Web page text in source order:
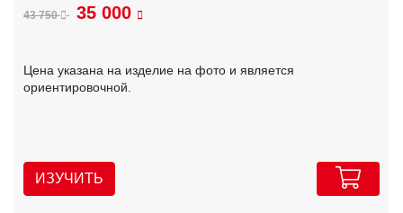
43 750 35 000
Цена указана на изделие на фото и является
ориентировочной.
ИЗУЧИТЬ